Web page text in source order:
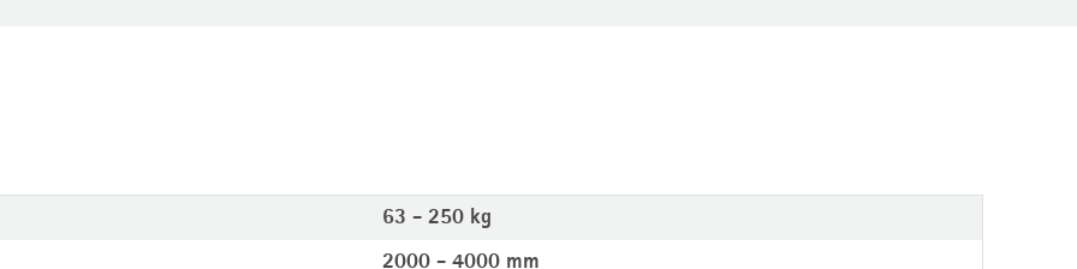
63 - 250 kg
2000 - 4000 mm